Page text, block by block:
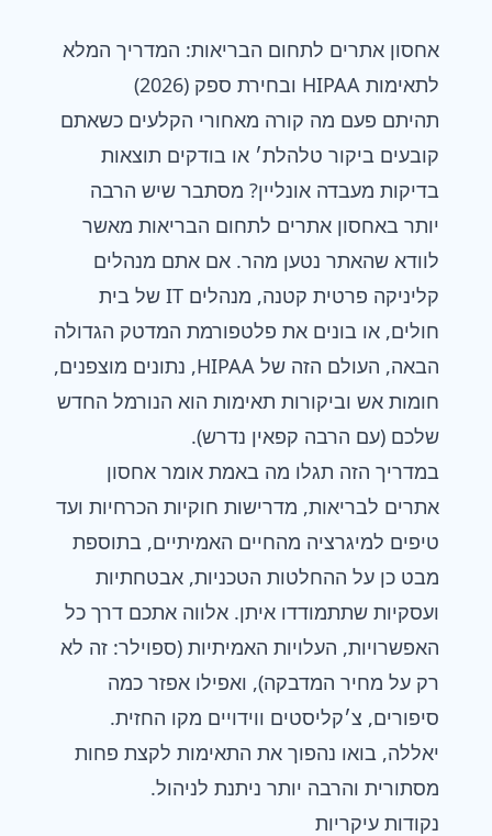
אחסון אתרים לתחום הבריאות: המדריך המלא
לתאימות HIPAA ובחירת ספק (2026)
תהיתם פעם מה קורה מאחורי הקלעים כשאתם
קובעים ביקור טלהלת׳ או בודקים תוצאות
בדיקות מעבדה אונליין? מסתבר שיש הרבה
יותר באחסון אתרים לתחום הבריאות מאשר
לוודא שהאתר נטען מהר. אם אתם מנהלים
קליניקה פרטית קטנה, מנהלים IT של בית
חולים, או בונים את פלטפורמת המדטק הגדולה
הבאה, העולם הזה של HIPAA, נתונים מוצפנים,
חומות אש וביקורות תאימות הוא הנורמל החדש
שלכם (עם הרבה קפאין נדרש).
במדריך הזה תגלו מה באמת אומר אחסון
אתרים לבריאות, מדרישות חוקיות הכרחיות ועד
טיפים למיגרציה מהחיים האמיתיים, בתוספת
מבט כן על ההחלטות הטכניות, אבטחתיות
ועסקיות שתתמודדו איתן. אלווה אתכם דרך כל
האפשרויות, העלויות האמיתיות (ספוילר: זה לא
רק על מחיר המדבקה), ואפילו אפזר כמה
סיפורים, צ׳קליסטים ווידויים מקו החזית.
יאללה, בואו נהפוך את התאימות לקצת פחות
מסתורית והרבה יותר ניתנת לניהול.
נקודות עיקריות